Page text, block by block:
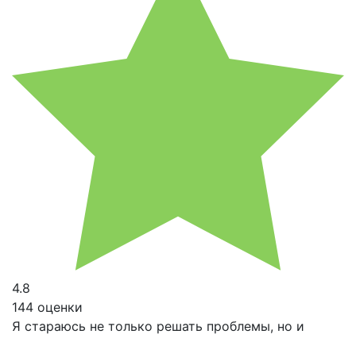
4.8
144 оценки
Я стараюсь не только решать проблемы, но и